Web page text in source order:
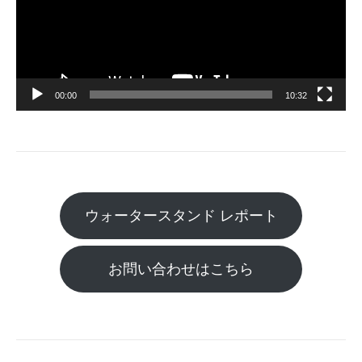
00:00 10:32
ウォータースタンド レポート
お問い合わせはこちら